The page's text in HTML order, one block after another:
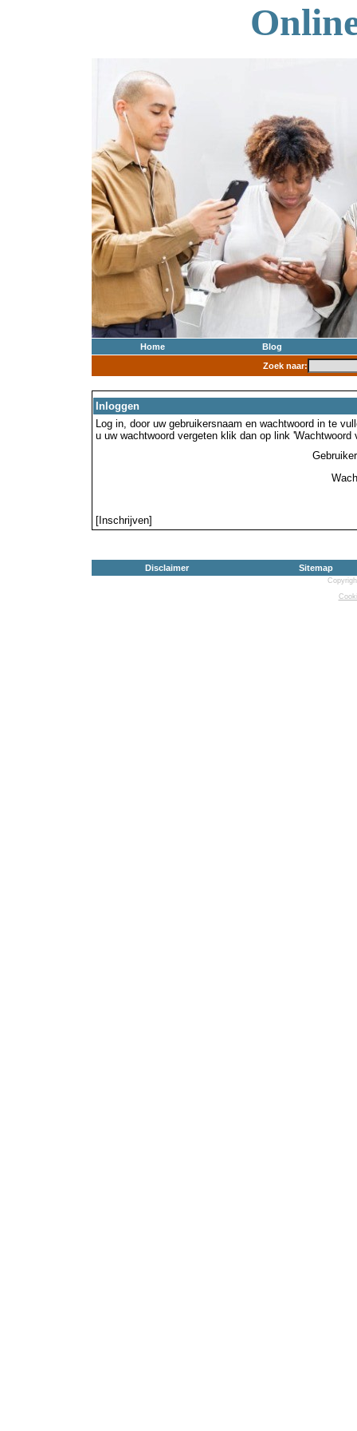
Home
Blog
Zoek naar:
Inloggen
Log in, door uw gebruikersnaam en wachtwoord in te
u uw wachtwoord vergeten klik dan op link 'Wachtwoord
[Inschrijven]
Disclaimer Sitemap